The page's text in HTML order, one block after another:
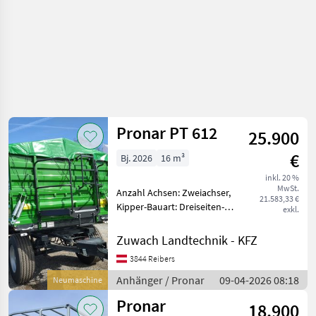
Neumaschine
Pronar PT 612
25.900
€
inkl. 20 %
MwSt.
21.583,33 €
exkl.
Bj. 2026 16 m³
Anzahl Achsen: Zweiachser,
Kipper-Bauart: Dreiseiten-
Druckluftbremse, Plane
Pronar PT612 2-Achs-
Dreiseitenkipper 16 Tonnen
Technische Daten Bauja
Zuwach Landtechnik - KFZ
3844 Reibers
Anhänger / Pronar 09-04-2026 08:18
Pronar
18.900